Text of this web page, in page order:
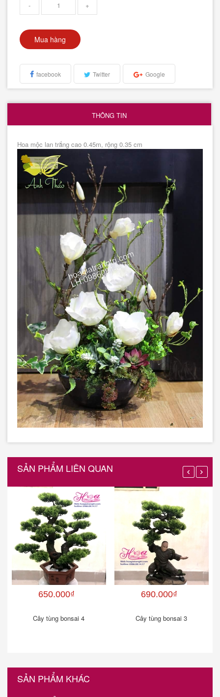
-
+
Mua hàng
facebook Twitter Google
THÔNG TIN
Hoa mộc lan trắng cao 0.45m, rộng 0.35 cm
SẢN PHẨM LIÊN QUAN
650.000₫
Cây tùng bonsai 4
690.000₫
Cây tùng bonsai 3
SẢN PHẨM KHÁC